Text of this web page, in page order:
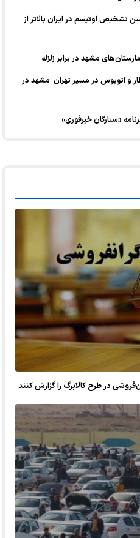
تشخیص اوتیسم در ایران بالاتر از
مشهد در برابر زلزله
و اتوبوس در مسیر تهران–مشهد در
«ستارگان خبرفوری»
در طرح کالابرگ را گزارش کنند